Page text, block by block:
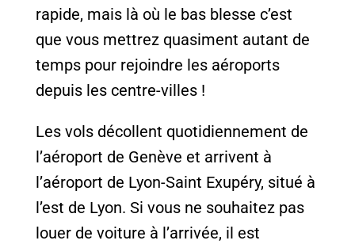
rapide, mais là où le bas blesse c’est
que vous mettrez quasiment autant de
temps pour rejoindre les aéroports
depuis les centre-villes !
Les vols décollent quotidiennement de
l’aéroport de Genève et arrivent à
l’aéroport de Lyon-Saint Exupéry, situé à
l’est de Lyon. Si vous ne souhaitez pas
louer de voiture à l’arrivée, il est